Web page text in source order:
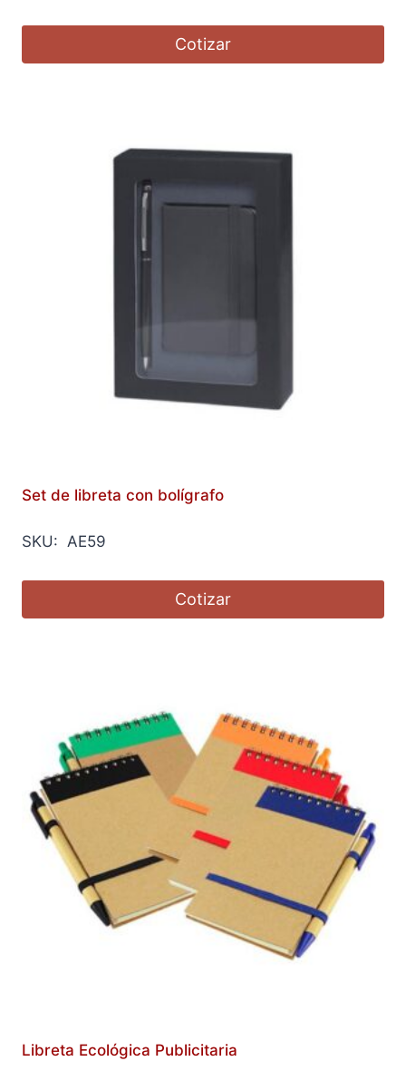
Cotizar
Set de libreta con bolígrafo
SKU: AE59
Cotizar
Libreta Ecológica Publicitaria